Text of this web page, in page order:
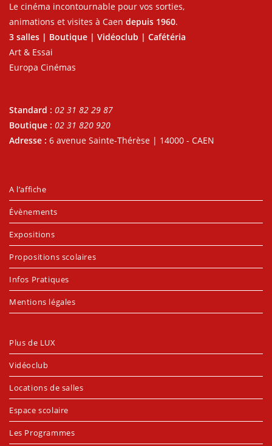
Le cinéma incontournable pour vos sorties,
animations et visites à Caen depuis 1960.
3 salles | Boutique | Vidéoclub | Cafétéria
Art & Essai
Europa Cinémas
Standard : 02 31 82 29 87
Boutique : 02 31 820 920
Adresse : 6 avenue Sainte-Thérèse | 14000 - CAEN
A l’affiche
Évènements
Expositions
Propositions scolaires
Infos Pratiques
Mentions légales
Plus de LUX
Vidéoclub
Locations de salles
Espace scolaire
Les Programmes